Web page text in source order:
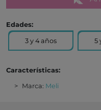
Edades:
3 y 4 años 5
Características:
Marca: Meli